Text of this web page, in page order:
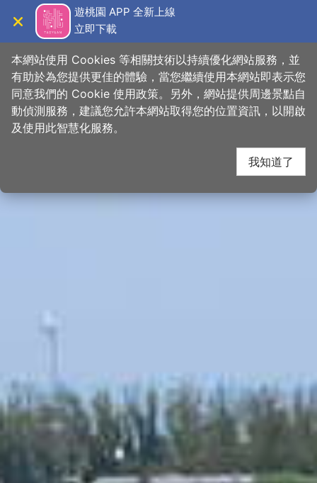
主
遊桃園 APP 全新上線
立即下載
桃園觀光導覽網
首頁 > 想去的地方 > 景點 > 景點搜尋
觀平台還是生態步道，都很適合男女老幼散步走走😌😌
📍桃園市觀音區成功路和大觀路一段的交叉口
#免門票景點
⚠️三種不同高度的溜滑梯，分別適合高、中高、低年級和幼兒園小
朋友，年齡太小的不適合玩高溜滑梯喔！
本網站使用 Cookies 等相關技術以持續優化網站服務，並
有助於為您提供更佳的體驗，當您繼續使用本網站即表示您
同意我們的 Cookie 使用政策。另外，網站提供周邊景點自
動偵測服務，建議您允許本網站取得您的位置資訊，以開啟
及使用此智慧化服務。
我知道了